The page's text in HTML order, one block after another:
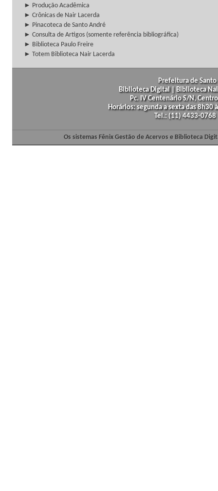
► Produção Acadêmica
► Crônicas de Nair Lacerda
► Pinacoteca de Santo André
► Consulta de Artigos (somente referência bibliográfica)
► Biblioteca Paulo Freire
► Totem Biblioteca Nair Lacerda
Prefeitura de
Biblioteca Digital | Biblioteca
Pc. IV Centenário S/N,
Horários: segunda a sexta das
Tel.: (11) 4433-
Os sistemas Fênix Gestão de Acervos e Biblioteca